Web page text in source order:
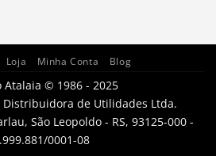
Loja Minha Conta Blog
Atalaia © 1986 - 2025
Distribuidora de Utilidades Ltda.
São Leopoldo - RS, 93125-000 -
0001-08